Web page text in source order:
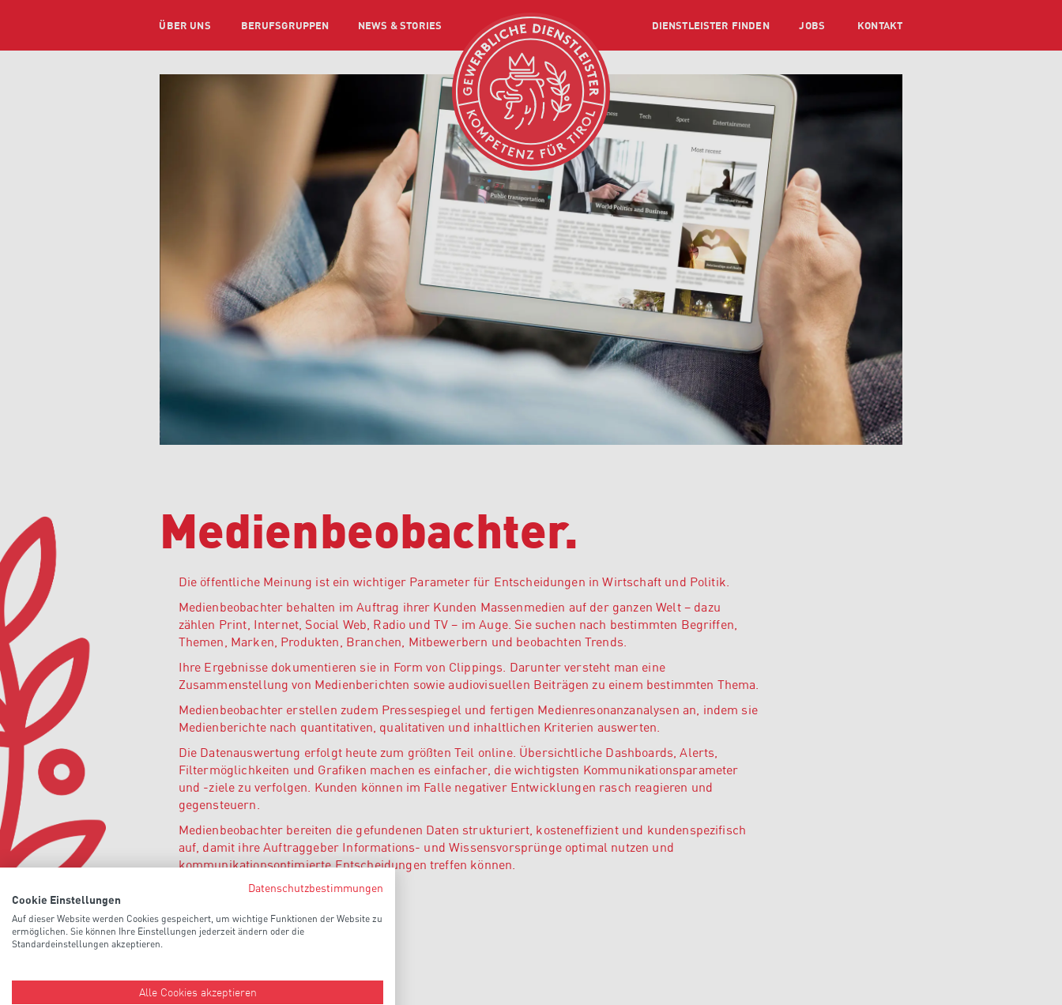
ÜBER UNS BERUFSGRUPPEN NEWS & STORIES DIENSTLEISTER FINDEN JOBS KONTAKT
Medienbeobachter.
Die öffentliche Meinung ist ein wichtiger Parameter für Entscheidungen in Wirtschaft und Politik.
Medienbeobachter behalten im Auftrag ihrer Kunden Massenmedien auf der ganzen Welt – dazu
zählen Print, Internet, Social Web, Radio und TV – im Auge. Sie suchen nach bestimmten Begriffen,
Themen, Marken, Produkten, Branchen, Mitbewerbern und beobachten Trends.
Ihre Ergebnisse dokumentieren sie in Form von Clippings. Darunter versteht man eine
Zusammenstellung von Medienberichten sowie audiovisuellen Beiträgen zu einem bestimmten Thema.
Medienbeobachter erstellen zudem Pressespiegel und fertigen Medienresonanzanalysen an, indem sie
Medienberichte nach quantitativen, qualitativen und inhaltlichen Kriterien auswerten.
Die Datenauswertung erfolgt heute zum größten Teil online. Übersichtliche Dashboards, Alerts,
Filtermöglichkeiten und Grafiken machen es einfacher, die wichtigsten Kommunikationsparameter
und -ziele zu verfolgen. Kunden können im Falle negativer Entwicklungen rasch reagieren und
gegensteuern.
Medienbeobachter bereiten die gefundenen Daten strukturiert, kosteneffizient und kundenspezifisch
auf, damit ihre Auftraggeber Informations- und Wissensvorsprünge optimal nutzen und
kommunikationsoptimierte Entscheidungen treffen können.
Datenschutzbestimmungen
Cookie Einstellungen
Auf dieser Website werden Cookies gespeichert, um wichtige Funktionen der Website zu
ermöglichen. Sie können Ihre Einstellungen jederzeit ändern oder die
Standardeinstellungen akzeptieren.
Alle Cookies akzeptieren